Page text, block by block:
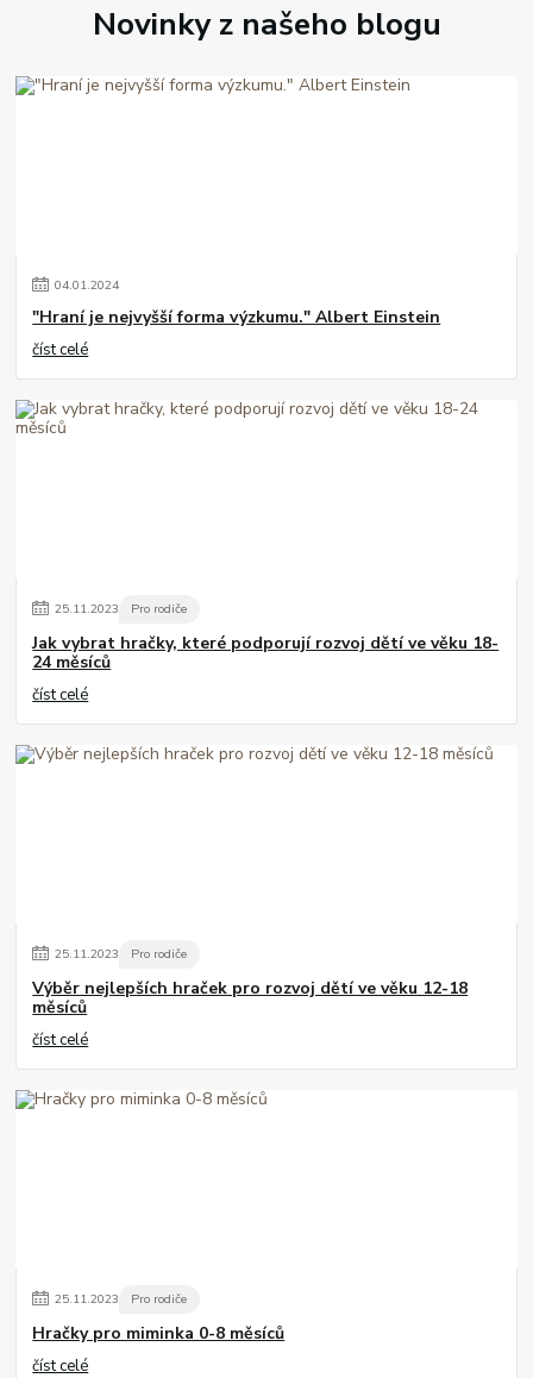
Novinky z našeho blogu
04.01.2024
"Hraní je nejvyšší forma výzkumu." Albert Einstein
číst celé
25.11.2023 Pro rodiče
Jak vybrat hračky, které podporují rozvoj dětí ve věku 18-
24 měsíců
číst celé
25.11.2023 Pro rodiče
Výběr nejlepších hraček pro rozvoj dětí ve věku 12-18
měsíců
číst celé
25.11.2023 Pro rodiče
Hračky pro miminka 0-8 měsíců
číst celé